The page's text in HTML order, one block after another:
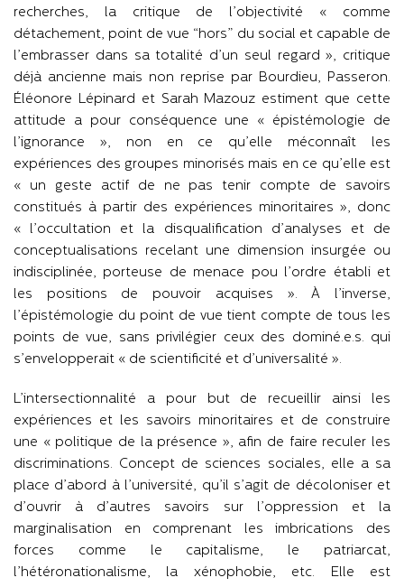
recherches, la critique de l’objectivité « comme
détachement, point de vue “hors” du social et capable de
l’embrasser dans sa totalité d’un seul regard », critique
déjà ancienne mais non reprise par Bourdieu, Passeron.
Éléonore Lépinard et Sarah Mazouz estiment que cette
attitude a pour conséquence une « épistémologie de
l’ignorance », non en ce qu’elle méconnaît les
expériences des groupes minorisés mais en ce qu’elle est
« un geste actif de ne pas tenir compte de savoirs
constitués à partir des expériences minoritaires », donc
« l’occultation et la disqualification d’analyses et de
conceptualisations recelant une dimension insurgée ou
indisciplinée, porteuse de menace pou l’ordre établi et
les positions de pouvoir acquises ». À l’inverse,
l’épistémologie du point de vue tient compte de tous les
points de vue, sans privilégier ceux des dominé.e.s. qui
s’envelopperait « de scientificité et d’universalité ».
L’intersectionnalité a pour but de recueillir ainsi les
expériences et les savoirs minoritaires et de construire
une « politique de la présence », afin de faire reculer les
discriminations. Concept de sciences sociales, elle a sa
place d’abord à l’université, qu’il s’agit de décoloniser et
d’ouvrir à d’autres savoirs sur l’oppression et la
marginalisation en comprenant les imbrications des
forces comme le capitalisme, le patriarcat,
l’hétéronationalisme, la xénophobie, etc. Elle est